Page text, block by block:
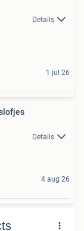
Details
1 jul 26
Details
4 aug 26